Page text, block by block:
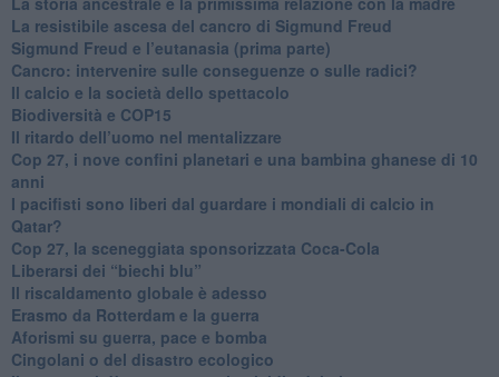
​La resistibile ascesa del cancro di Sigmund Freud
Sigmund Freud e l’eutanasia (prima parte)
Cancro: intervenire sulle conseguenze o sulle radici?
​Il calcio e la società dello spettacolo
Biodiversità e COP15
​Il ritardo dell’uomo nel mentalizzare
​Cop 27, i nove confini planetari e una bambina ghanese di 10
anni
​I pacifisti sono liberi dal guardare i mondiali di calcio in
Qatar?
​Cop 27, la sceneggiata sponsorizzata Coca-Cola
​Liberarsi dei “biechi blu”
Il riscaldamento globale è adesso
​Erasmo da Rotterdam e la guerra
​Aforismi su guerra, pace e bomba
Cingolani o del disastro ecologico